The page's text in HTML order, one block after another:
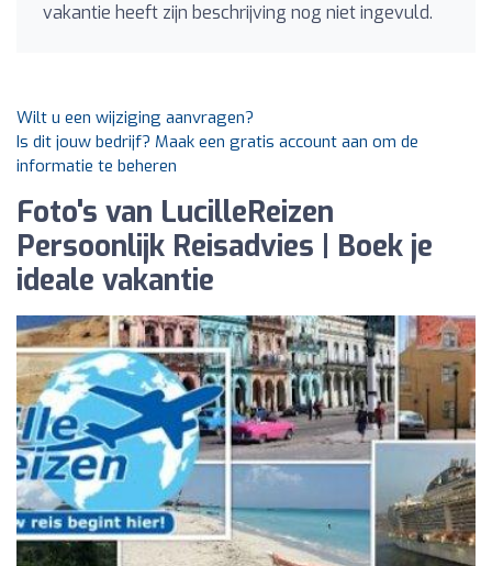
vakantie heeft zijn beschrijving nog niet ingevuld.
Wilt u een wijziging aanvragen?
Is dit jouw bedrijf? Maak een gratis account aan om de
informatie te beheren
Foto's van LucilleReizen
Persoonlijk Reisadvies | Boek je
ideale vakantie